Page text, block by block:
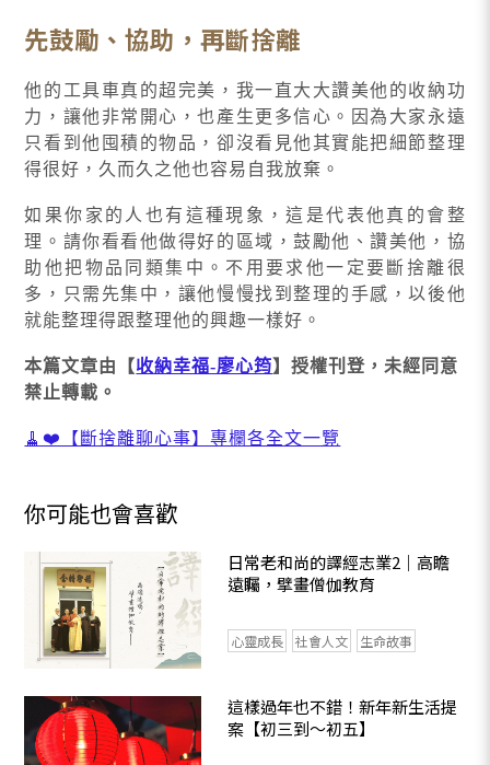
先鼓勵、協助，再斷捨離
他的工具車真的超完美，我一直大大讚美他的收納功
力，讓他非常開心，也產生更多信心。因為大家永遠
只看到他囤積的物品，卻沒看見他其實能把細節整理
得很好，久而久之他也容易自我放棄。
如果你家的人也有這種現象，這是代表他真的會整
理。請你看看他做得好的區域，鼓勵他、讚美他，協
助他把物品同類集中。不用要求他一定要斷捨離很
多，只需先集中，讓他慢慢找到整理的手感，以後他
就能整理得跟整理他的興趣一樣好。
本篇文章由【收納幸福-廖心筠】授權刊登，未經同意
禁止轉載。
🧹❤️【斷捨離聊心事】專欄各全文一覽
你可能也會喜歡
日常老和尚的譯經志業2｜高瞻
遠矚，擘畫僧伽教育
心靈成長 社會人文 生命故事
這樣過年也不錯！新年新生活提
案【初三到～初五】